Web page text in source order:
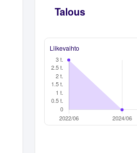
Talous
Liikevaihto